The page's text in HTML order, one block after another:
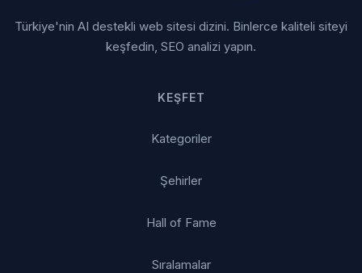
Türkiye'nin AI destekli web sitesi dizini. Binlerce kaliteli siteyi
keşfedin, SEO analizi yapın.
KEŞFET
Kategoriler
Şehirler
Hall of Fame
Sıralamalar